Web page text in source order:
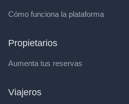
Cómo funciona la plataforma
Propietarios
Aumenta tus reservas
Viajeros